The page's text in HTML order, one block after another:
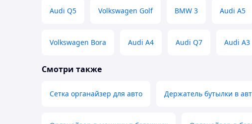
Audi Q5 Volkswagen Golf BMW 3 Audi A5
Volkswagen Bora Audi A4 Audi Q7 Audi A3
Смотри также
Сетка органайзер для авто Держатель бутылки в